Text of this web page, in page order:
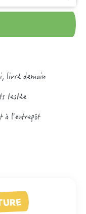
livré demain
testée
à l'entrepôt